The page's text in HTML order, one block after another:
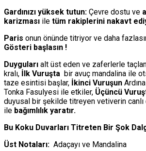
Gardınızı yüksek tutun: Çevre dostu ve
karizması ile tüm rakiplerini nakavt
Paris onun önünde titriyor ve daha
Gösteri başlasın !
Duyguları alt üst eden ve zaferlerle
kralı, İlk Vuruşta bir avuç mandalina ile
taze esintisi başlar, İkinci Vuruşun
Tonka Fasulyesi ile etkiler, Üçüncü
duyusal bir şekilde titreyen vetiverin canlı
ile bağımlılık yaratır.
Bu Koku Duvarları Titreten Bir Şok
Üst Notaları: Adaçayı ve Mandalina